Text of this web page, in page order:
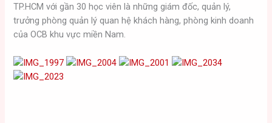
TP.HCM với gần 30 học viên là những giám đốc, quản lý,
trưởng phòng quản lý quan hệ khách hàng, phòng kinh doanh
của OCB khu vực miền Nam.